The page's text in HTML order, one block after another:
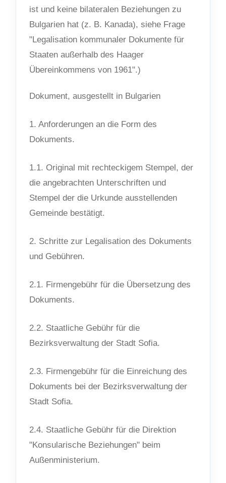
ist und keine bilateralen Beziehungen zu
Bulgarien hat (z. B. Kanada), siehe Frage
"Legalisation kommunaler Dokumente für
Staaten außerhalb des Haager
Übereinkommens von 1961".)
Dokument, ausgestellt in Bulgarien
1. Anforderungen an die Form des
Dokuments.
1.1. Original mit rechteckigem Stempel, der
die angebrachten Unterschriften und
Stempel der die Urkunde ausstellenden
Gemeinde bestätigt.
2. Schritte zur Legalisation des Dokuments
und Gebühren.
2.1. Firmengebühr für die Übersetzung des
Dokuments.
2.2. Staatliche Gebühr für die
Bezirksverwaltung der Stadt Sofia.
2.3. Firmengebühr für die Einreichung des
Dokuments bei der Bezirksverwaltung der
Stadt Sofia.
2.4. Staatliche Gebühr für die Direktion
"Konsularische Beziehungen" beim
Außenministerium.